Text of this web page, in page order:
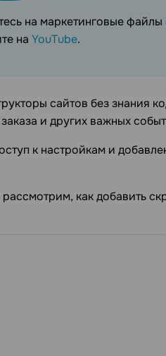
на маркетинговые файлы
на YouTube.
сайтов без знания
и других важных
к настройкам и
как добавить